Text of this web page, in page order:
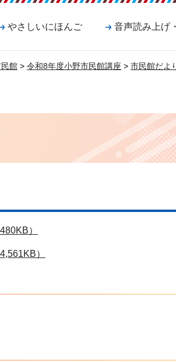
やさしいにほんご 音声読み上げ
館 > 令和8年度小野市民館講座 > 市民館だよ
）
）